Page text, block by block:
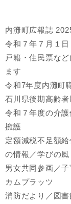
内灘町広報誌
令和７年７月１
戸籍・住民票な
ます
令和7年度内灘町
石川県後期高齢
令和７年度の介
擁護
定額減税不足額
の情報／学びの風
男女共同参画／
カムプラッツ
消防だより／図